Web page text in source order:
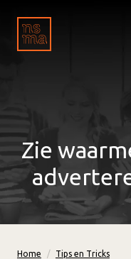
Zie
Home
Tips en Tricks